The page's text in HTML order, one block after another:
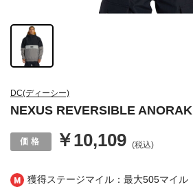
獲得ステージマイル：最大505マイル
DC(ディーシー)
NEXUS REVERSIBLE ANORAK
￥10,109 (税込)